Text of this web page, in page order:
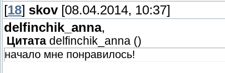
[18] skov[08.04.2014, 10:37]
delfinchik_anna,
Цитата delfinchik_anna ()
начало мне понравилось!